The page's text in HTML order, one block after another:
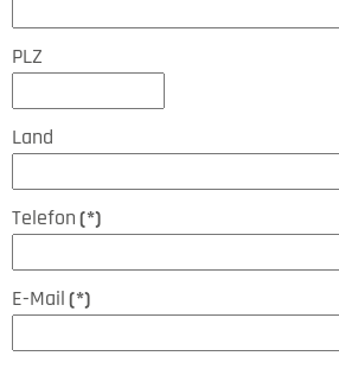
PLZ
Land
Telefon(*)
E-Mail(*)